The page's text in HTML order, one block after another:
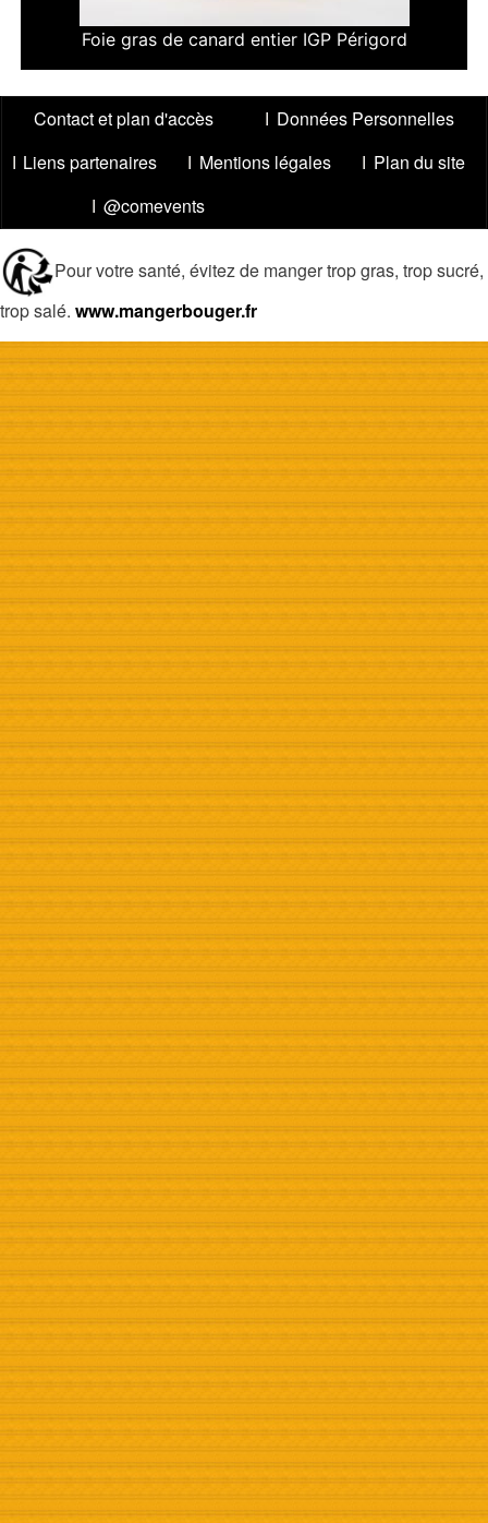
Foie gras de canard entier IGP Périgord
Menu
de
Contact et plan d'accès
Données Personnelles
Liens partenaires
Mentions légales
Plan du site
@comevents
Pour votre santé, évitez de manger trop gras, trop sucré,
trop salé. www.mangerbouger.fr